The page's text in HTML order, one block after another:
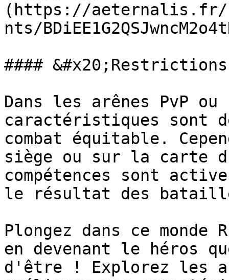
(https://aeternalis.fr/
nts/
####
Dans les arênes PvP
caractéristiques sont
combat équitable.
siège ou sur la carte
compétences sont
le résultat des
Plongez dans ce
en devenant le héros
d'être ! Explorez les